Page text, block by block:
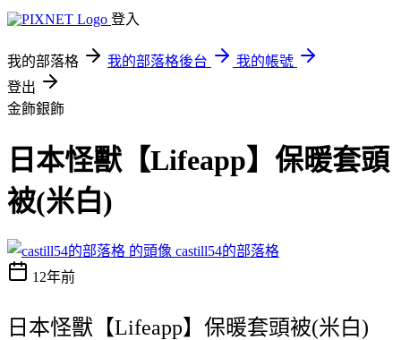
登入
我的部落格 我的部落格後台
我的帳號
登出
金飾銀飾
日本怪獸【Lifeapp】保暖套頭
被(米白)
castill54的部落格
12年前
日本怪獸【Lifeapp】保暖套頭被(米白)